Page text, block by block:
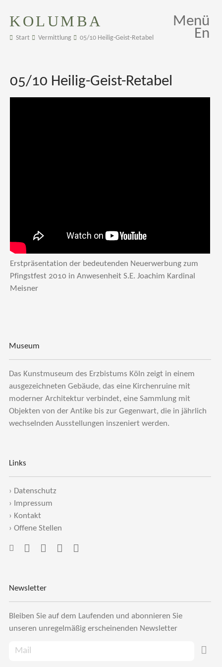
KOLUMBA
Start Vermittlung 05/10 Heilig-Geist-Retabel
Menü
En
05/10 Heilig-Geist-Retabel
Erstpräsentation der bedeutenden Neuerwerbung zum
Pfingstfest 2010 in Anwesenheit S.E. Joachim Kardinal
Meisner
Museum
Das Kunstmuseum des Erzbistums Köln zeigt in einem
ausgezeichneten Gebäude, das eine Kirchenruine mit
moderner Architektur verbindet, eine Sammlung mit
Objekten von der Antike bis zur Gegenwart, die in jährlich
wechselnden Ausstellungen inszeniert werden.
Links
› Datenschutz
›
Impressum
› Kontakt
› Offene Stellen
Newsletter
Bleiben Sie auf dem Laufenden und abonnieren Sie
unseren unregelmäßig erscheinenden Newsletter